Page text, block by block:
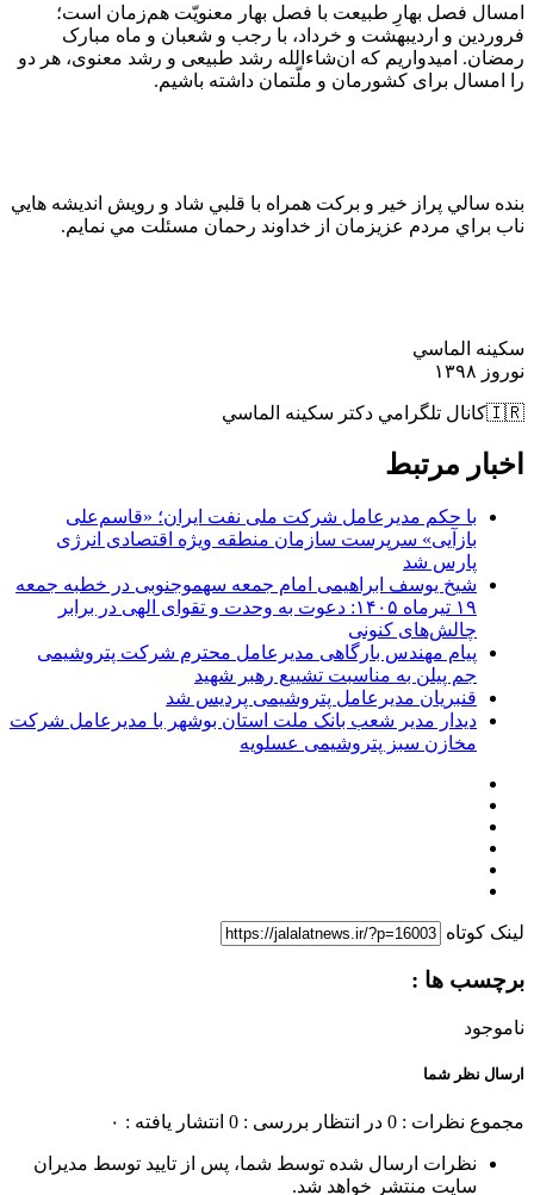
امسال فصل بهارِ طبیعت با فصل بهار معنویّت هم‌زمان است؛
فروردین و اردیبهشت و خرداد، با رجب و شعبان و ماه مبارک
رمضان. امیدواریم که ان‌شاءالله رشد طبیعی و رشد معنوی، هر دو
را امسال برای کشورمان و ملّتمان داشته باشیم.
بنده سالي پراز خير و بركت همراه با قلبي شاد و رويش انديشه هايي
ناب براي مردم عزيزمان از خداوند رحمان مسئلت مي نمايم.
سكينه الماسي
نوروز ١٣٩٨
🇮🇷كانال تلگرامي دكتر سكينه الماسي
اخبار مرتبط
با حکم مدیرعامل شرکت ملی نفت ایران؛ «قاسم‌علی
بازآیی» سرپرست سازمان منطقه ویژه اقتصادی انرژی
پارس شد
شیخ یوسف ابراهیمی امام جمعه سهموجنوبی در خطبه جمعه
۱۹ تیرماه ۱۴۰۵: دعوت به وحدت و تقوای الهی در برابر
چالش‌های کنونی
پیام‌ مهندس بارگاهی مدیرعامل محترم شرکت پتروشیمی
جم پیلن به مناسبت تشییع رهبر شهید
قنبریان مدیرعامل پتروشیمی پردیس شد
دیدار مدیر شعب بانک ملت استان بوشهر با مدیرعامل شرکت
مخازن سبز پتروشیمی عسلویه
لینک کوتاه
برچسب ها :
ناموجود
ارسال نظر شما
مجموع نظرات : 0 در انتظار بررسی : 0 انتشار یافته : ۰
نظرات ارسال شده توسط شما، پس از تایید توسط مدیران
سایت منتشر خواهد شد.